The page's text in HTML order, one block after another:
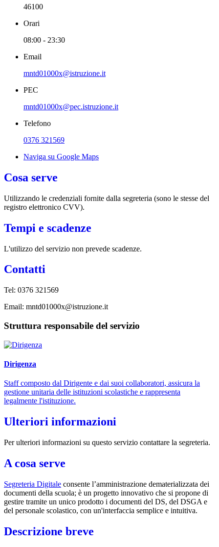
46100
Orari
08:00 - 23:30
Email
mntd01000x@istruzione.it
PEC
mntd01000x@pec.istruzione.it
Telefono
0376 321569
Naviga su Google Maps
Cosa serve
Utilizzando le credenziali fornite dalla segreteria (sono le stesse del
registro elettronico CVV).
Tempi e scadenze
L'utilizzo del servizio non prevede scadenze.
Contatti
Tel: 0376 321569
Email: mntd01000x@istruzione.it
Struttura responsabile del servizio
Dirigenza
Staff composto dal Dirigente e dai suoi collaboratori, assicura la
gestione unitaria delle istituzioni scolastiche e rappresenta
legalmente l'istituzione.
Ulteriori informazioni
Per ulteriori informazioni su questo servizio contattare la segreteria.
A cosa serve
Segreteria Digitale consente l’amministrazione dematerializzata dei
documenti della scuola; è un progetto innovativo che si propone di
gestire tramite un unico prodotto i documenti del DS, del DSGA e
del personale scolastico, con un'interfaccia semplice e intuitiva.
Descrizione breve